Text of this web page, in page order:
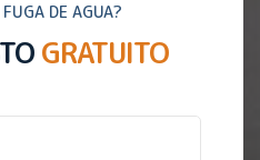
DE AGUA?
GRATUITO